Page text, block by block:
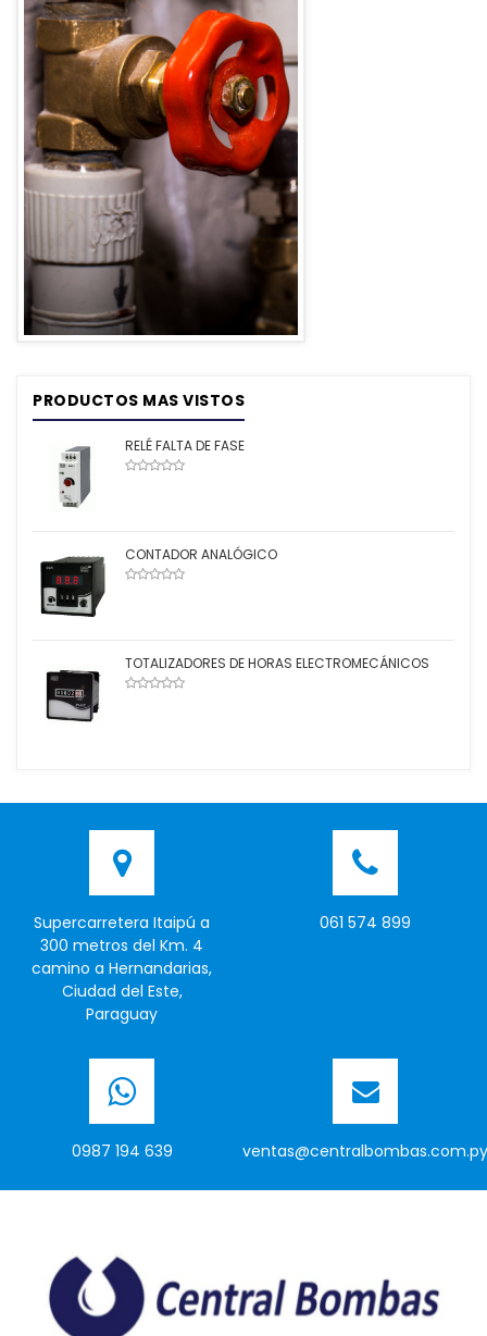
PRODUCTOS MAS VISTOS
RELÉ FALTA DE FASE
CONTADOR ANALÓGICO
TOTALIZADORES DE HORAS ELECTROMECÁNICOS
Supercarretera Itaipú a
300 metros del Km. 4
camino a Hernandarias,
Ciudad del Este,
Paraguay
061 574 899
0987 194 639 ventas@centralbombas.com.py